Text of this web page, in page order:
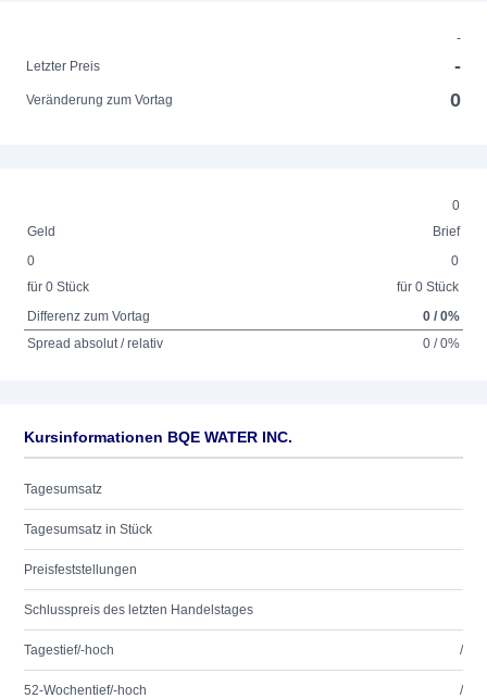
-
Letzter Preis
-
Veränderung zum Vortag 0
0
Geld
Brief
0
für 0 Stück
0
für 0 Stück
Differenz zum Vortag
0 / 0%
Spread absolut / relativ
0 / 0%
Kursinformationen BQE WATER INC.
Tagesumsatz
Tagesumsatz in Stück
Preisfeststellungen
Schlusspreis des letzten Handelstages
Tagestief/-hoch /
52-Wochentief/-hoch /